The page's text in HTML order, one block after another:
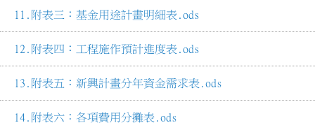
附表三：基金用途計畫明細表.ods
附表四：工程施作預計進度表.ods
附表五：新興計畫分年資金需求表.ods
附表六：各項費用分攤表.ods